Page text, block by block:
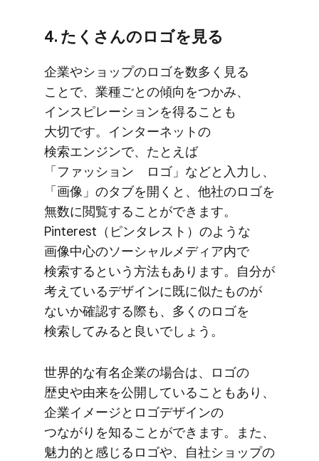
4. たくさんの​ロゴを​見る
企業や​ショップの​ロゴを​数多く​見る​
ことで、​業種ごとの​傾向を​つかみ、​
インスピレーションを​得る​ことも​
大切です。​インターネットの​
検索エンジンで、​たとえば​
「ファッション ロゴ」などと​入力し、​
「画像」の​タブを​開くと、​他社の​ロゴを​
無数に​閲覧する​ことができます。​
Pinterest​（ピンタレスト）のような​
画像中心の​ソーシャルメディア内で​
検索すると​いう​方​法も​あります。​自分が​
考えている​デザインに​既に​似た​ものが​
ないか​確認する​際も、​多くの​ロゴを​
検索してみると​良いでしょう。
世界的な​有名企業の​場合は、​ロゴの​
歴史や​由来を​公開している​ことも​あり、​
企業イメージと​ロゴデザインの​
つながりを​知る​ことができます。​また、​
魅力的と​感じる​ロゴや、​自社ショップの​